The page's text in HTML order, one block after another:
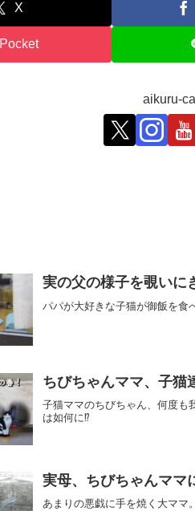
X
Pocket
aikuru-
実の父の様子を覗いに
パパが大好きな子猫が御飯を食
ちびちゃんママ、子猫
子猫ママのちびちゃん、何度も
は如何に⁉
実母、ちびちゃんママ
あまりの悪戯に手を焼く大ママ